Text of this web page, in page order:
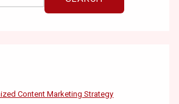
Content Marketing Strategy